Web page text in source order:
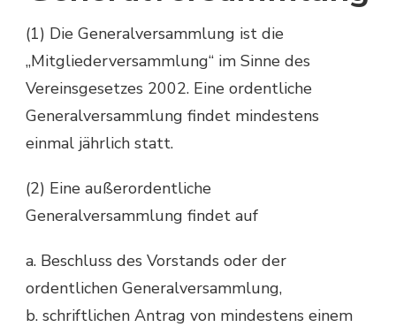
(1) Die Generalversammlung ist die
„Mitgliederversammlung“ im Sinne des
Vereinsgesetzes 2002. Eine ordentliche
Generalversammlung findet mindestens
einmal jährlich statt.
(2) Eine außerordentliche
Generalversammlung findet auf
a. Beschluss des Vorstands oder der
ordentlichen Generalversammlung,
b. schriftlichen Antrag von mindestens einem